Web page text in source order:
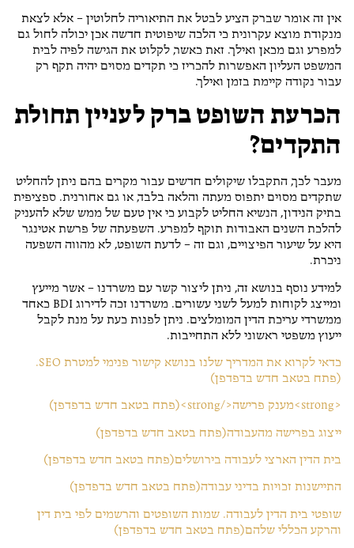
אין זה אומר שברק הציע לבטל את התיאוריה לחלוטין – אלא לצאת
מנקודת מוצא עקרונית כי הלכה שיפוטית חדשה אכן יכולה לחול גם
למפרע וגם מכאן ואילך. זאת כאשר, לקלוט את הגישה לפיה לבית
המשפט העליון האפשרות להכריז כי תקדים מסוים יהיה תקף רק
עבור נקודה קיימת בזמן ואילך.
הכרעת השופט ברק לעניין תחולת
התקדים?
מעבר לכך, התקבלו שיקולים חדשים עבור מקרים בהם ניתן להחליט
שתקדים מסוים יתפוס מעתה והלאה בלבד, או גם אחורנית. ספציפית
בתיק הנידון, הנשיא החליט לקבוע כי אין טעם של ממש שלא להעניק
להלכת השנים האבודות תוקף למפרע. השפעתה של פרשת אטינגר
היא על שיעור הפיצויים, וגם זה – לדעת השופט, לא מהווה השפעה
ניכרת.
למידע נוסף בנושא זה, ניתן ליצור קשר עם משרדנו – אשר מייעץ
ומייצג לקוחות למעל לשני עשורים. משרדנו זכה לדירוג BDI כאחד
ממשרדי עריכת הדין המומלצים. ניתן לפנות כעת על מנת לקבל
ייעוץ משפטי ראשוני ללא התחייבות.
כדאי לקרוא את המדריך שלנו בנושא קישור פנימי למטרת SEO.
(פתח בטאב חדש בדפדפן)
<strong>מענק פרישה</strong>(פתח בטאב חדש בדפדפן)
ייצוג בפרישה מהעבודה(פתח בטאב חדש בדפדפן)
בית הדין הארצי לעבודה בירושלים(פתח בטאב חדש בדפדפן)
התיישנות זכויות בדיני עבודה(פתח בטאב חדש בדפדפן)
שופטי בית הדין לעבודה. שמות השופטים והרשמים לפי בית דין
והרקע הכללי שלהם(פתח בטאב חדש בדפדפן)